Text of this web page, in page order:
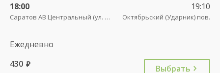
18:00
Саратов АВ Центральный (ул. им. Пугачева, 179 А)
19:10
Октябрьский (Ударник) пов.
Ежедневно
430 руб. Выбрать